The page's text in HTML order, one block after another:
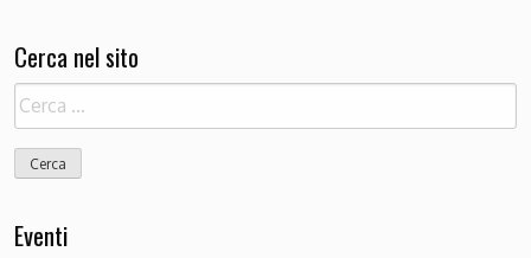
Cerca nel sito
Ricerca
per:
Eventi